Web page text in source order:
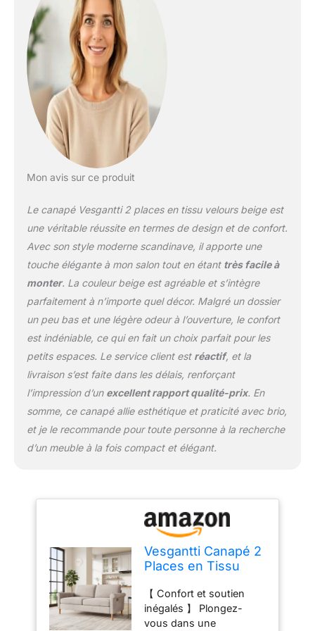
détendez-vous contre le
coussin de dossier de
notre canapé et profitez
places Vesgantti
pour vous offrir une
solution d'assise qui
résiste à l'épreuve du
temps. Avec une
structure de pieds en
bois massif et un cadre
renforcé, il offre une
stabilité inégalée,
garantissant une
expérience d'assise
fiable et sécurisée pour
les années à venir. Il est
doté d'une fibre de
polyester améliorée et
d'un remplissage de
ressorts enveloppés
son confort, mais
augmente également sa
durabilité. Accepte une
capacité de poids allant
jusqu'à 700 lb (317 kg)
encombrant】 Causeuse
polyvalente 2 places
taille165 (L) x 75(P) x
Mon avis sur ce produit
Le canapé Vesgantti 2 places en tissu velours beige est
une véritable réussite en termes de design et de confort.
Avec son style moderne scandinave, il apporte une
touche élégante à mon salon tout en étant très facile à
monter. La couleur beige est agréable et s’intègre
parfaitement à n’importe quel décor. Malgré un dossier
un peu bas et une légère odeur à l’ouverture, le confort
est indéniable, ce qui en fait un choix parfait pour les
petits espaces. Le service client est réactif, et la
livraison s’est faite dans les délais, renforçant
l’impression d’un excellent rapport qualité-prix. En
somme, ce canapé allie esthétique et praticité avec brio,
et je le recommande pour toute personne à la recherche
d’un meuble à la fois compact et élégant.
Vesgantti Canapé 2
Places en Tissu
165cm Style
Moderne
Scandinave pour
【 Confort et soutien
inégalés 】 Plongez-
vous dans une